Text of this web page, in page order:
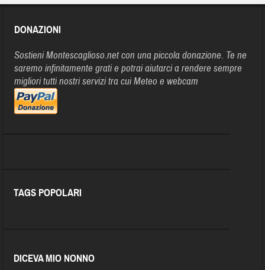
DONAZIONI
Sostieni Montescaglioso.net con una piccola donazione. Te ne
saremo infinitamente grati e potrai aiutarci a rendere sempre
migliori tutti nostri servizi tra cui Meteo e webcam
TAGS POPOLARI
DICEVA MIO NONNO